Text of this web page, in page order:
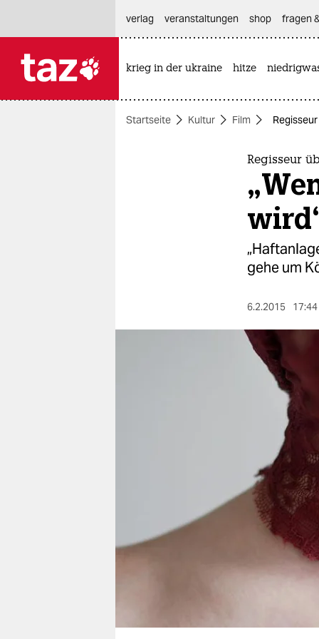
themen
fragen & hilfe
unterstützen
verlag
veranstaltungen shop fragen
krieg in der ukraine hitze
Startseite Kultur Film
Regisseur
gehe um
6.2.2015